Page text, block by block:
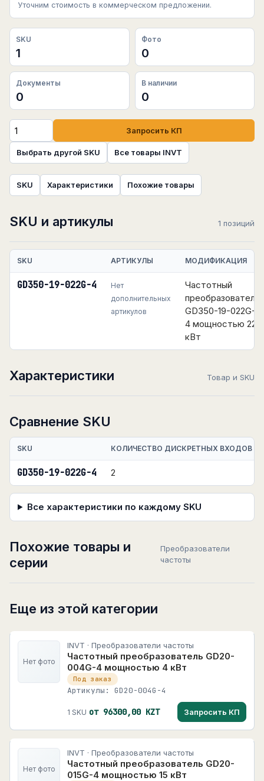
Уточним стоимость в коммерческом предложении.
SKU
1
Фото
0
Документы
0
В наличии
0
Запросить КП
Выбрать другой SKU Все товары INVT
SKU Характеристики Похожие товары
SKU и артикулы 1 позиций
SKU АРТИКУЛЫ МОДИФИКАЦИЯ
GD350-19-022G-4
Нет
дополнительных
артикулов
Частотный
преобразователь
GD350-19-022G-
4 мощностью 22
кВт
Характеристики Товар и SKU
Сравнение SKU
SKU КОЛИЧЕСТВО ДИСКРЕТНЫХ ВХОДОВ
GD350-19-022G-4 2
Все характеристики по каждому SKU
Похожие товары и
серии
Преобразователи
частоты
Еще из этой категории
Нет фото
INVT · Преобразователи частоты
Частотный преобразователь GD20-
004G-4 мощностью 4 кВт
Под заказ
Артикулы: GD20-004G-4
1 SKU от 96300,00 KZT Запросить КП
Нет фото
INVT · Преобразователи частоты
Частотный преобразователь GD20-
015G-4 мощностью 15 кВт